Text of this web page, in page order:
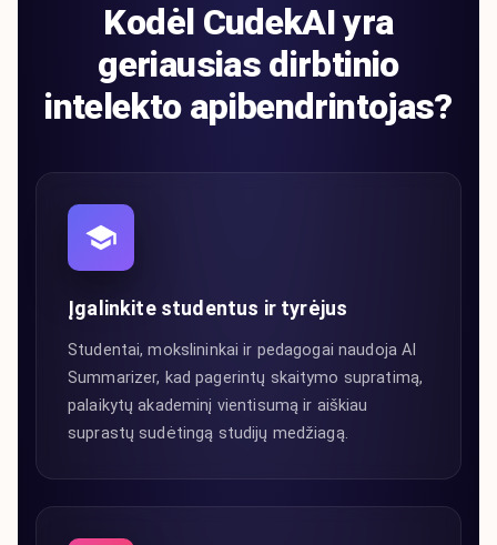
Kodėl CudekAI yra
geriausias dirbtinio
intelekto apibendrintojas?
Įgalinkite studentus ir tyrėjus
Studentai, mokslininkai ir pedagogai naudoja AI
Summarizer, kad pagerintų skaitymo supratimą,
palaikytų akademinį vientisumą ir aiškiau
suprastų sudėtingą studijų medžiagą.